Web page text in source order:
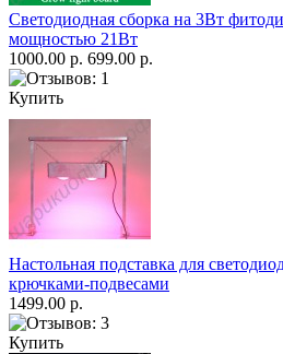
Светодиодная сборка на 3Вт
мощностью 21Вт
1000.00 р. 699.00 р.
Купить
Настольная подставка для
крючками-подвесами
1499.00 р.
Купить